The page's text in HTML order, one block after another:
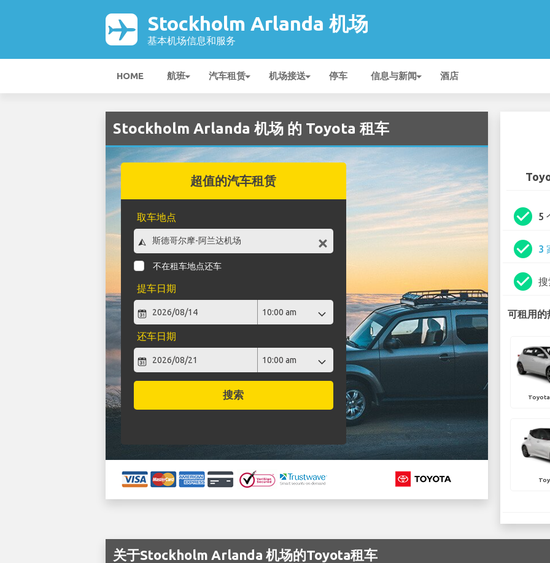
Stockholm Arlanda 机场
基本机场信息和服务
HOME 航班 汽车租赁 机场接送 停车 信息与新闻 酒店
Stockholm Arlanda 机场 的 Toyota 租车
超值的汽车租赁
取车地点
不在租车地点还车
提车日期
还车日期
搜索
check_circle 5
check_circle 3
check_circle
可租用
关于Stockholm Arlanda 机场的Toyota租车